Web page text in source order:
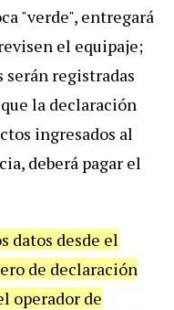
"verde", entregará
el equipaje;
serán registradas
la declaración
ingresados al
deberá pagar el
datos desde el
de declaración
operador de